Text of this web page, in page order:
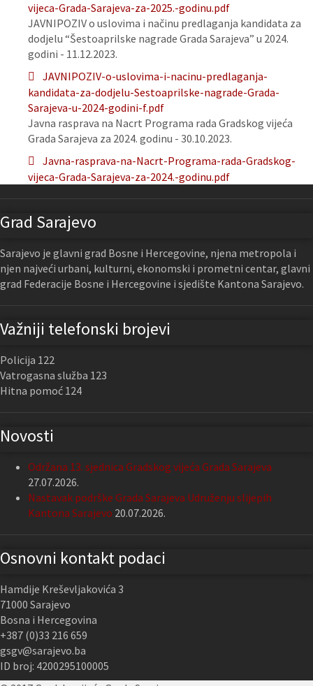
vijeca-Grada-Sarajeva-za-2025.-godinu.pdf
JAVNIPOZIV o uslovima i načinu predlaganja kandidata za
dodjelu “Šestoaprilske nagrade Grada Sarajeva” u 2024.
godini - 11.12.2023.
JAVNIPOZIV-o-uslovima-i-nacinu-predlaganja-
kandidata-za-dodjelu-Sestoaprilske-nagrade-Grada-
Sarajeva-u-2024-godini-f.pdf
Javna rasprava na Nacrt Programa rada Gradskog vijeća
Grada Sarajeva za 2024. godinu - 30.10.2023.
Javna-rasprava-na-Nacrt-Programa-rada-Gradskog-
vijeca-Grada-Sarajeva-za-2024.-godinu.pdf
Grad Sarajevo
Sarajevo je glavni grad Bosne i Hercegovine, njena metropola i
njen najveći urbani, kulturni, ekonomski i prometni centar, glavni
grad Federacije Bosne i Hercegovine i sjedište Kantona Sarajevo.
Važniji telefonski brojevi
Policija 122
Vatrogasna služba 123
Hitna pomoć 124
Novosti
Održana 13. sjednica Gradskog vijeća Grada Sarajeva
27.07.2026.
Nastavak podrške Grada Sarajeva Udruženju slijepih
Kantona Sarajevo 20.07.2026.
Osnovni kontakt podaci
Hamdije Kreševljakovića 3
71000 Sarajevo
Bosna i Hercegovina
+387 (0)33 216 659
gsgv@sarajevo.ba
ID broj: 4200295100005